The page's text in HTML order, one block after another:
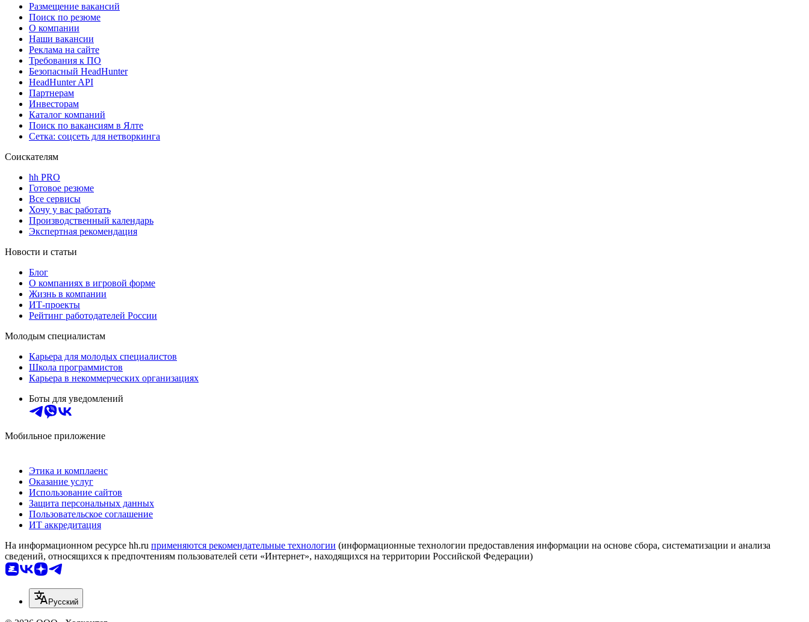
Размещение вакансий
Поиск по резюме
О компании
Наши вакансии
Реклама на сайте
Требования к ПО
Безопасный HeadHunter
HeadHunter API
Партнерам
Инвесторам
Каталог компаний
Поиск по вакансиям в Ялте
Сетка: соцсеть для нетворкинга
Соискателям
hh PRO
Готовое резюме
Все сервисы
Хочу у вас работать
Производственный календарь
Экспертная рекомендация
Новости и статьи
Блог
О компаниях в игровой форме
Жизнь в компании
ИТ-проекты
Рейтинг работодателей России
Молодым специалистам
Карьера для молодых специалистов
Школа программистов
Карьера в некоммерческих организациях
Боты для уведомлений
Мобильное приложение
Этика и комплаенс
Оказание услуг
Использование сайтов
Защита персональных данных
Пользовательское соглашение
ИТ аккредитация
На информационном ресурсе hh.ru применяются рекомендательные технологии (информационные технологии предоставления информации на основе сбора, систематизации и анализа
сведений, относящихся к предпочтениям пользователей сети «Интернет», находящихся на территории Российской Федерации)
Русский